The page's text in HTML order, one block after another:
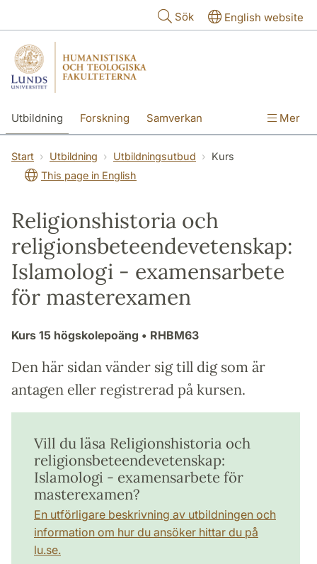
Sök English website
Utbildning Forskning Samverkan Mer
Start Utbildning Utbildningsutbud
Kurs
This page in English
Religionshistoria och
religionsbeteendevetenskap:
Islamologi - examensarbete
för masterexamen
Kurs 15 högskolepoäng • RHBM63
Den här sidan vänder sig till dig som är
antagen eller registrerad på kursen.
Vill du läsa Religionshistoria och
religionsbeteendevetenskap:
Islamologi - examensarbete för
masterexamen?
En utförligare beskrivning av utbildningen och
information om hur du ansöker hittar du på
lu.se.